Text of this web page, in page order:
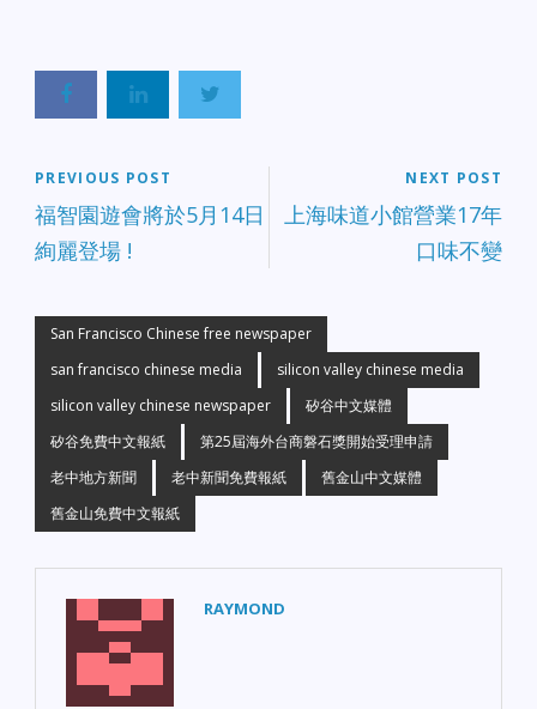
PREVIOUS POST
福智園遊會將於5月14日
絢麗登場 !
NEXT POST
上海味道小館營業17年
口味不變
San Francisco Chinese free newspaper
san francisco chinese media
silicon valley chinese media
silicon valley chinese newspaper
矽谷中文媒體
矽谷免費中文報紙
第25屆海外台商磐石獎開始受理申請
老中地方新聞
老中新聞免費報紙
舊金山中文媒體
舊金山免費中文報紙
RAYMOND